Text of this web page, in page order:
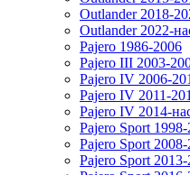
Outlander 2018-
Outlander 2022-
Pajero 1986-2006
Pajero III 2003-
Pajero IV 2006-
Pajero IV 2011-
Pajero IV 2014-
Pajero Sport
Pajero Sport
Pajero Sport